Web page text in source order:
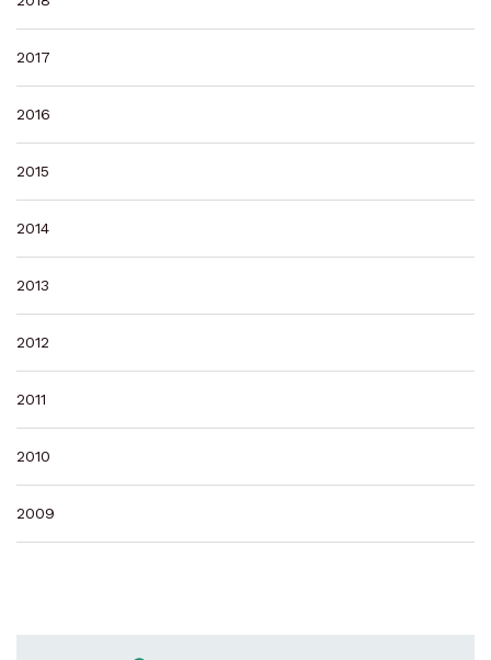
2017
2016
2015
2014
2013
2012
2011
2010
2009